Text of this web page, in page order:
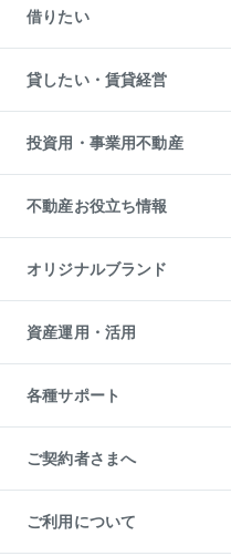
中古一戸建ての購入
不動産購入の流れ
注目キーワード物件特集
購入ガイド
English 繁体中文簡体中文
一戸建ての売却・査定
土地の売却・査定
スピードAI査定
不動産査定について
不動産売却の流れ
不動産買換えの流れ
売却ガイド
借りたい
オフィス・店舗の賃貸
借りるときの流れ
借りるガイド
貸したい・賃貸経営
マンション賃料データ
賃貸管理プラン
リロケーションについて
貸すガイド
投資用・事業用不動産
事業用不動産
マンション投資
投資用マンション
アパート経営
収益物件
ビル購入（ビル一棟）
投資用不動産の売却査定
事業用不動産の売却査定
不動産お役立ち情報
マンションライブラリー
人気マンションランキング
暮らしに役立つ不動産メディア
不動産相場・不動産価格情報
不動産コラム・ニュース
不動産用語集
不動産なんでもネット相談室
住まいの税金
オリジナルブランド
一棟リノベーションマンション
L`GENTE（ルジェンテ）
区分リノベーションマンション
投資用一棟レジデンスWELL
不動産小口投資
LEGACIA（レガシア）
資産運用・活用
不動産M&A
アセットマネジメント・出資
各種サポート
相続サポート
リフォームサポート
ご契約者さまへ
ご紹介・再契約特典
入居者様専用-各種ご案内（賃貸）
東急こすもす会「こすもすWeb」
ご利用について